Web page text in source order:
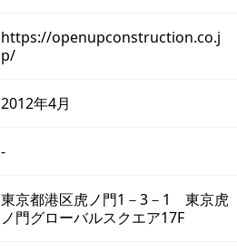
https://openupconstruction.co.j
p/
2012年4月
-
東京都港区虎ノ門1－3－1 東京虎
ノ門グローバルスクエア17F